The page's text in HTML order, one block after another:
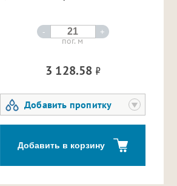
- +
пог. м
3 128.58
Добавить пропитку
Добавить в корзину